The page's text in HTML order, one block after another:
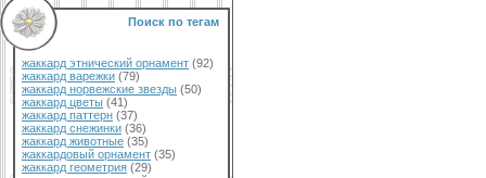
Поиск по тегам
жаккард этнический орнамент (92)
жаккард варежки (79)
жаккард норвежские звезды (50)
жаккард цветы (41)
жаккард паттерн (37)
жаккард снежинки (36)
жаккард животные (35)
жаккардовый орнамент (35)
жаккард геометрия (29)